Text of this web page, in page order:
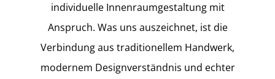
individuelle Innenraumgestaltung mit
Anspruch. Was uns auszeichnet, ist die
Verbindung aus traditionellem Handwerk,
modernem Designverständnis und echter